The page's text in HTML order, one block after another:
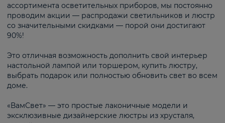
ассортимента осветительных приборов, мы постоянно
проводим акции — распродажи светильников и люстр
со значительными скидками — порой они достигают
90%!
Это отличная возможность дополнить свой интерьер
настольной лампой или торшером, купить люстру,
выбрать подарок или полностью обновить свет во всем
доме.
«ВамСвет» — это простые лаконичные модели и
эксклюзивные дизайнерские люстры из хрусталя,